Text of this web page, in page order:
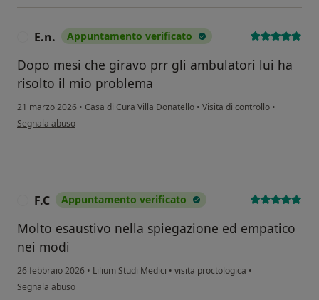
E.n. Appuntamento verificato
Dopo mesi che giravo prr gli ambulatori lui ha
risolto il mio problema
21 marzo 2026 • Casa di Cura Villa Donatello • Visita di controllo •
secondo l'opinione dell'utente E.n.
Segnala abuso
F.C Appuntamento verificato
Molto esaustivo nella spiegazione ed empatico
nei modi
26 febbraio 2026 • Lilium Studi Medici • visita proctologica •
secondo l'opinione dell'utente F.C
Segnala abuso